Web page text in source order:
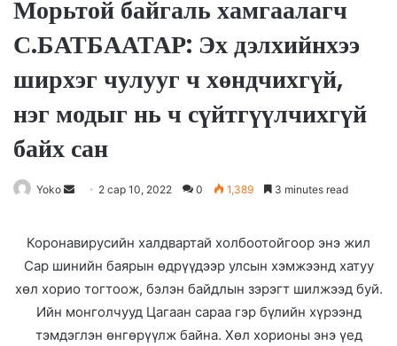
Морьтой байгаль хамгаалагч
С.БАТБААТАР: Эх дэлхийнхээ
ширхэг чулууг ч хөндчихгүй,
нэг модыг нь ч сүйтгүүлчихгүй
байх сан
Yoko
a
n
e
m
2 сар 10, 2022 0 1,389 3 minutes read
Коронавирусийн халдвартай холбоотойгоор энэ жил
Сар шинийн баярын өдрүүдээр улсын хэмжээнд хатуу
хөл хорио тогтоож, бэлэн байдлын зэрэгт шилжээд буй.
Ийн монголчууд Цагаан сараа гэр бүлийн хүрээнд
тэмдэглэн өнгөрүүлж байна. Хөл хорионы энэ үед